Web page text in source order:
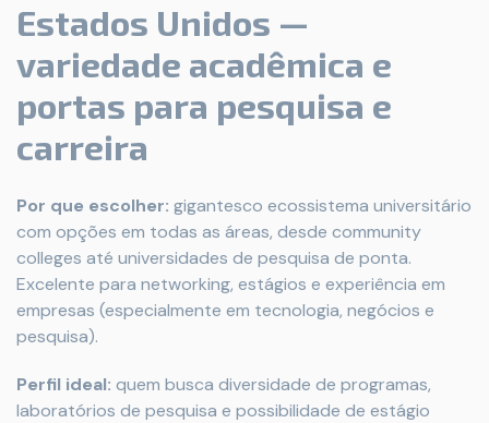
Estados Unidos —
variedade acadêmica e
portas para pesquisa e
carreira
Por que escolher: gigantesco ecossistema universitário
com opções em todas as áreas, desde community
colleges até universidades de pesquisa de ponta.
Excelente para networking, estágios e experiência em
empresas (especialmente em tecnologia, negócios e
pesquisa).
Perfil ideal: quem busca diversidade de programas,
laboratórios de pesquisa e possibilidade de estágio